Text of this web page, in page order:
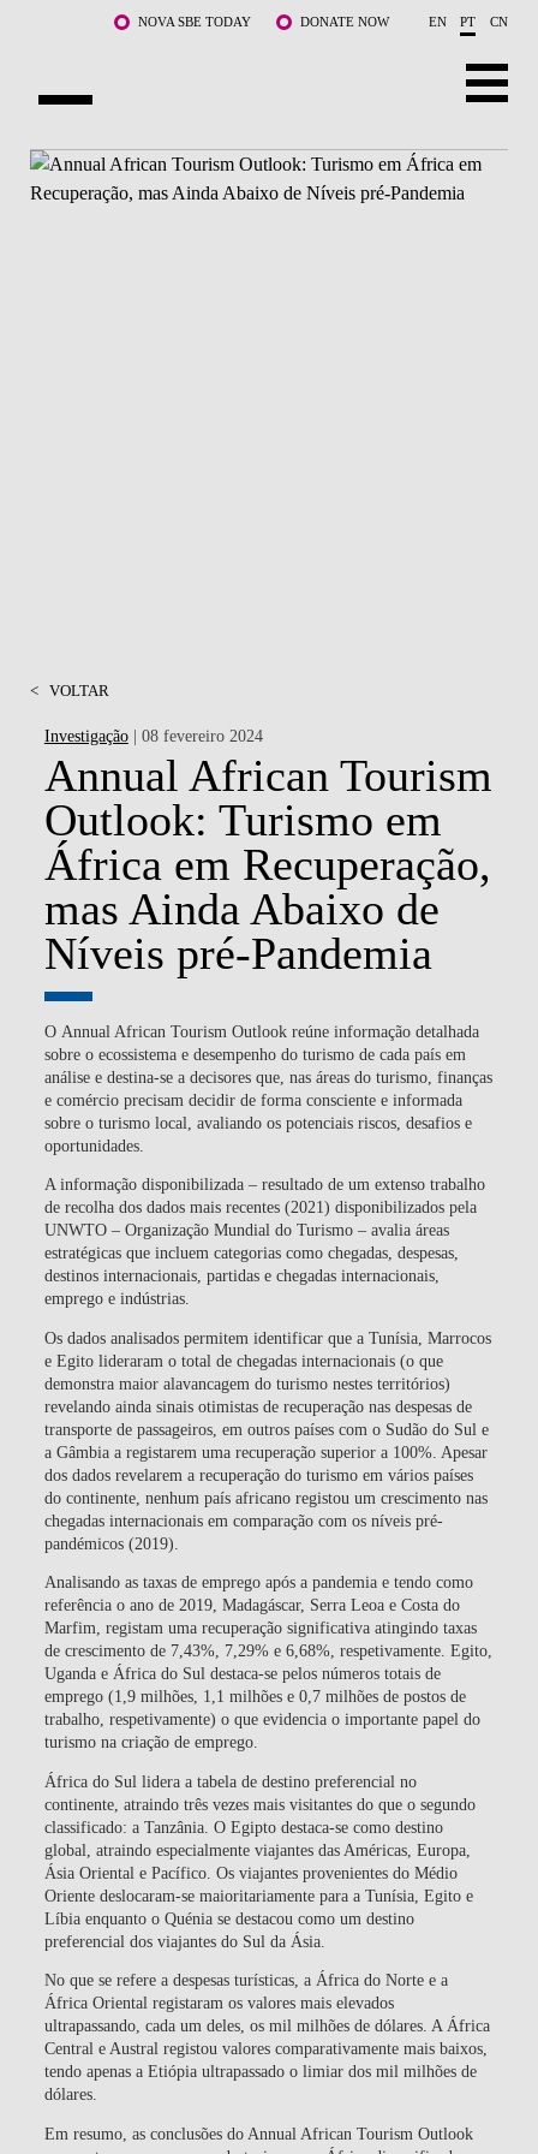
Saltar para o conteúdo principalNOVA SBE TODAY DONATE NOW EN PT CN
SOBRE NÓS
< VOLTAR
Investigação| 08 fevereiro 2024
Annual African Tourism
Outlook: Turismo em
África em Recuperação,
mas Ainda Abaixo de
Níveis pré-Pandemia
O Annual African Tourism Outlookreúne informação detalhada
sobre o ecossistema e desempenho do turismo de cada país em
análise e destina-se a decisores que, nas áreas do turismo, finanças
e comércio precisam decidir de forma consciente e informada
sobre o turismo local, avaliando os potenciais riscos, desafios e
oportunidades.
A informação disponibilizada – resultado de um extenso trabalho
de recolha dos dados mais recentes (2021) disponibilizados pela
UNWTO – Organização Mundial do Turismo– avalia áreas
estratégicas que incluem categorias como chegadas, despesas,
destinos internacionais, partidas e chegadas internacionais,
emprego e indústrias.
Os dados analisados permitem identificar que a Tunísia, Marrocos
e Egito lideraram o total de chegadas internacionais(o que
demonstra maior alavancagem do turismo nestes territórios)
revelando ainda sinais otimistas de recuperação nas despesas de
transporte de passageiros, em outros países com o Sudão do Sul e
a Gâmbiaa registarem uma recuperação superior a 100%. Apesar
dos dados revelarem a recuperação do turismo em vários países
do continente, nenhum país africano registou um crescimento nas
chegadas internacionais em comparação com os níveis pré-
pandémicos (2019).
Analisando as taxas de emprego após a pandemia e tendo como
referência o ano de 2019, Madagáscar, Serra Leoa e Costa do
Marfim, registam uma recuperação significativa atingindo taxas
de crescimento de 7,43%, 7,29% e 6,68%, respetivamente. Egito,
Uganda e África do Sul destaca-se pelos números totais de
emprego (1,9 milhões, 1,1 milhões e 0,7 milhões de postos de
trabalho, respetivamente) o que evidencia o importante papel do
turismo na criação de emprego.
África do Sul lidera a tabela de destino preferencial no
continente, atraindo três vezes mais visitantes do que o segundo
classificado: a Tanzânia. O Egipto destaca-se como destino
global , atraindo especialmente viajantes das Américas, Europa,
Ásia Oriental e Pacífico. Os viajantes provenientes do Médio
Oriente deslocaram-se maioritariamente para a Tunísia, Egito e
Líbia enquanto o Quénia se destacou como um destino
preferencial dos viajantes do Sul da Ásia.
No que se refere a despesas turísticas, a África do Norte e a
África Oriental registaram os valores mais elevados
ultrapassando, cada um deles, os mil milhões de dólares. A África
Central e Austral registou valores comparativamente mais baixos,
tendo apenas a Etiópia ultrapassado o limiar dos mil milhões de
dólares.
Em resumo, as conclusões do Annual African Tourism Outlook